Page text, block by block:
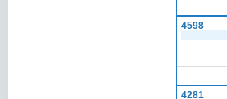
4598
4281